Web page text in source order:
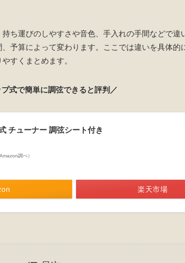
ち運びのしやすさや音色、手入れの手間などで違
予算によって変わります。ここでは違いを具体的
すくまとめます。
プ式で簡単に調弦できると評判／
チューナー 調弦シート付き
調べ）
楽天市場